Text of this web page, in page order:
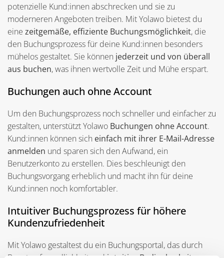
potenzielle Kund:innen abschrecken und sie zu
moderneren Angeboten treiben. Mit Yolawo bietest du
eine zeitgemäße, effiziente Buchungsmöglichkeit, die
den Buchungsprozess für deine Kund:innen besonders
mühelos gestaltet. Sie können jederzeit und von überall
aus buchen, was ihnen wertvolle Zeit und Mühe erspart.
Buchungen auch ohne Account
Um den Buchungsprozess noch schneller und einfacher zu
gestalten, unterstützt Yolawo Buchungen ohne Account.
Kund:innen können sich einfach mit ihrer E-Mail-Adresse
anmelden und sparen sich den Aufwand, ein
Benutzerkonto zu erstellen. Dies beschleunigt den
Buchungsvorgang erheblich und macht ihn für deine
Kund:innen noch komfortabler.
Intuitiver Buchungsprozess für höhere
Kundenzufriedenheit
Mit Yolawo gestaltest du ein Buchungsportal, das durch